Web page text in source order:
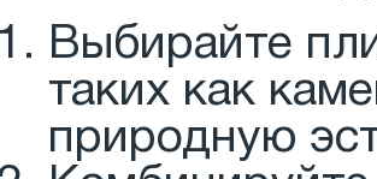
Выбирайте
таких как
природную